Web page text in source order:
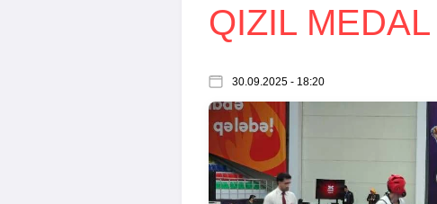
QIZIL MEDAL
30.09.2025 - 18:20